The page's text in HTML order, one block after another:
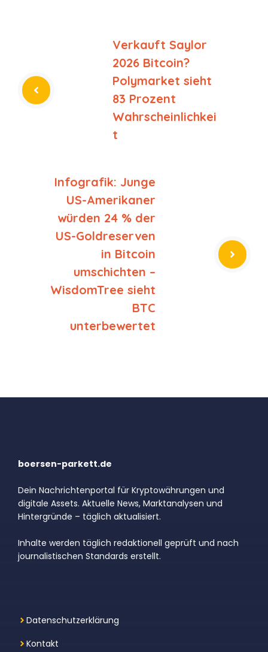
Verkauft Saylor
2026 Bitcoin?
Polymarket sieht
83 Prozent
Wahrscheinlichkei
t
Infografik: Junge
US-Amerikaner
würden 24 % der
US-Goldreserven
in Bitcoin
umschichten –
WisdomTree sieht
BTC
unterbewertet
boersen-parkett.de
Dein Nachrichtenportal für Kryptowährungen und
digitale Assets. Aktuelle News, Marktanalysen und
Hintergründe – täglich aktualisiert.
Inhalte werden täglich redaktionell geprüft und nach
journalistischen Standards erstellt.
Datenschutzerklärung
Kontakt